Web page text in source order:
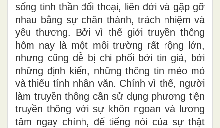
sống tinh thần đối thoại, liên đới và gặp gỡ
nhau bằng sự chân thành, trách nhiệm và
yêu thương. Bởi vì thế giới truyền thông
hôm nay là một môi trường rất rộng lớn,
nhưng cũng dễ bị chi phối bởi tin giả, bởi
những định kiến, những thông tin méo mó
và thiếu tính nhân văn. Chính vì thế, người
làm truyền thông cần sử dụng phương tiện
truyền thông với sự khôn ngoan và lương
tâm ngay chính, để tiếng nói của sự thật